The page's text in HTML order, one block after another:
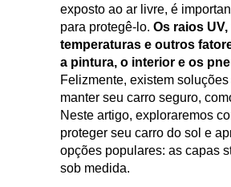
exposto ao ar livre, é
para protegê-lo. Os raios
temperaturas e outros
a pintura, o interior e os
Felizmente, existem
manter seu carro seguro,
Neste artigo, exploraremos
proteger seu carro do sol e
opções populares: as capas
sob medida.